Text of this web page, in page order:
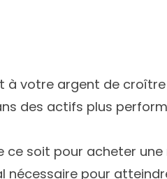
à votre argent de
des actifs plus
ce soit pour acheter
nécessaire pour